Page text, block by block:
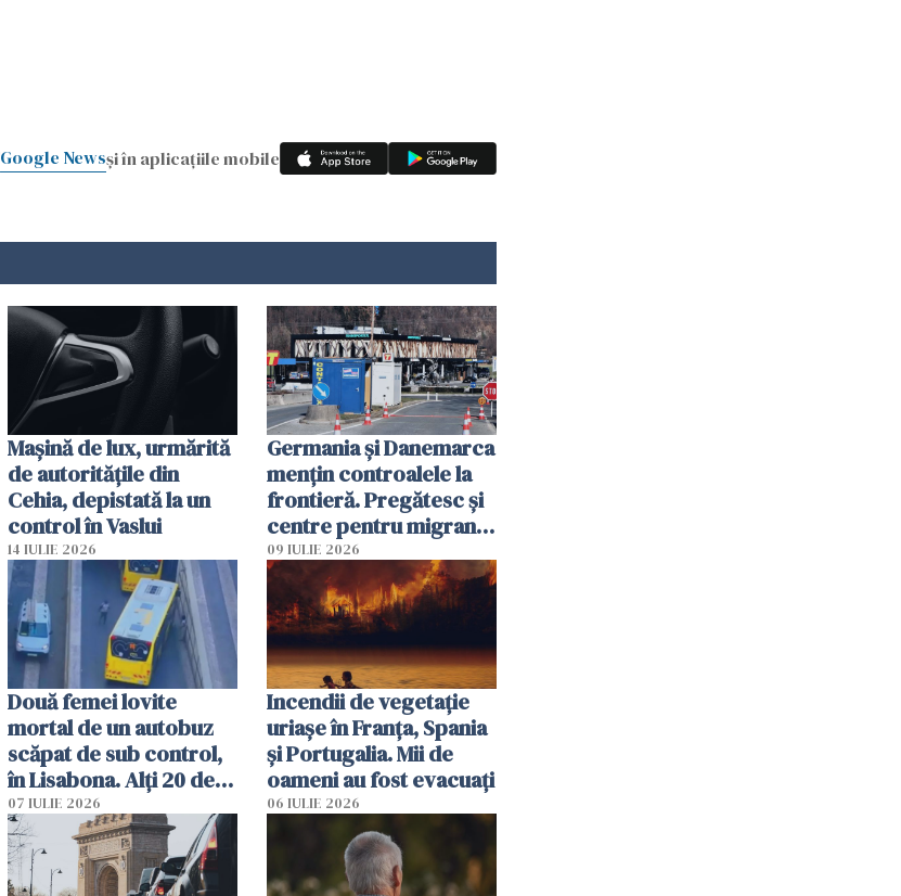
Google Newsși în aplicațiile mobile
Mașină de lux, urmărită
de autoritățile din
Cehia, depistată la un
control în Vaslui
14 IULIE 2026
Germania și Danemarca
mențin controalele la
frontieră. Pregătesc și
centre pentru migranții
respinși din UE
09 IULIE 2026
Două femei lovite
mortal de un autobuz
scăpat de sub control,
în Lisabona. Alți 20 de
oameni sunt răniți
07 IULIE 2026
Incendii de vegetație
uriașe în Franța, Spania
și Portugalia. Mii de
oameni au fost evacuați
06 IULIE 2026